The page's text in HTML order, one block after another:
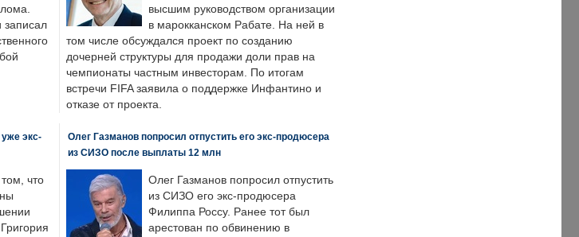
записал
высшим руководством организации
в марокканском Рабате. На ней в
том числе обсуждался проект по созданию
дочерней структуры для продажи доли прав на
чемпионаты частным инвесторам. По итогам
встречи FIFA заявила о поддержке Инфантино и
отказе от проекта.
экс-
что
Олег Газманов попросил отпустить его экс-продюсера
из СИЗО после выплаты 12 млн
Олег Газманов попросил отпустить
из СИЗО его экс-продюсера
Филиппа Россу. Ранее тот был
арестован по обвинению в